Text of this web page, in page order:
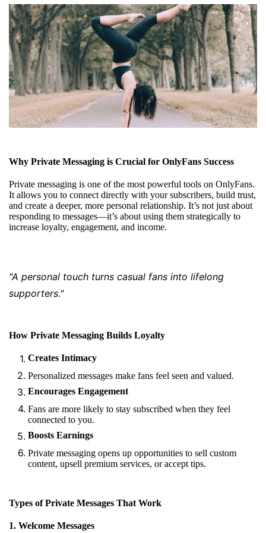
Why Private Messaging is Crucial for OnlyFans Success
Private messaging is one of the most powerful tools on OnlyFans.
It allows you to connect directly with your subscribers, build trust,
and create a deeper, more personal relationship. It’s not just about
responding to messages—it’s about using them strategically to
increase loyalty, engagement, and income.
"A personal touch turns casual fans into lifelong
supporters."
How Private Messaging Builds Loyalty
Creates Intimacy
Personalized messages make fans feel seen and valued.
Encourages Engagement
Fans are more likely to stay subscribed when they feel
connected to you.
Boosts Earnings
Private messaging opens up opportunities to sell custom
content, upsell premium services, or accept tips.
Types of Private Messages That Work
1. Welcome Messages